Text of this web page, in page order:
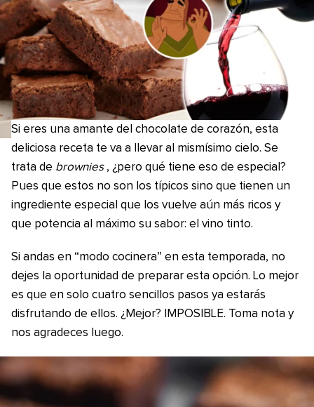
Si eres una amante del chocolate de corazón, esta
deliciosa receta te va a llevar al mismísimo cielo. Se
trata de brownies , ¿pero qué tiene eso de especial?
Pues que estos no son los típicos sino que tienen un
ingrediente especial que los vuelve aún más ricos y
que potencia al máximo su sabor: el vino tinto.
Si andas en “modo cocinera” en esta temporada, no
dejes la oportunidad de preparar esta opción. Lo mejor
es que en solo cuatro sencillos pasos ya estarás
disfrutando de ellos. ¿Mejor? IMPOSIBLE. Toma nota y
nos agradeces luego.